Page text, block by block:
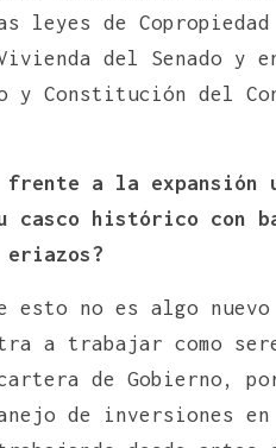
leyes de
del Senado y
y Constitución del
a la expansión
casco histórico con
esto no es algo
a trabajar como
de Gobierno,
de inversiones